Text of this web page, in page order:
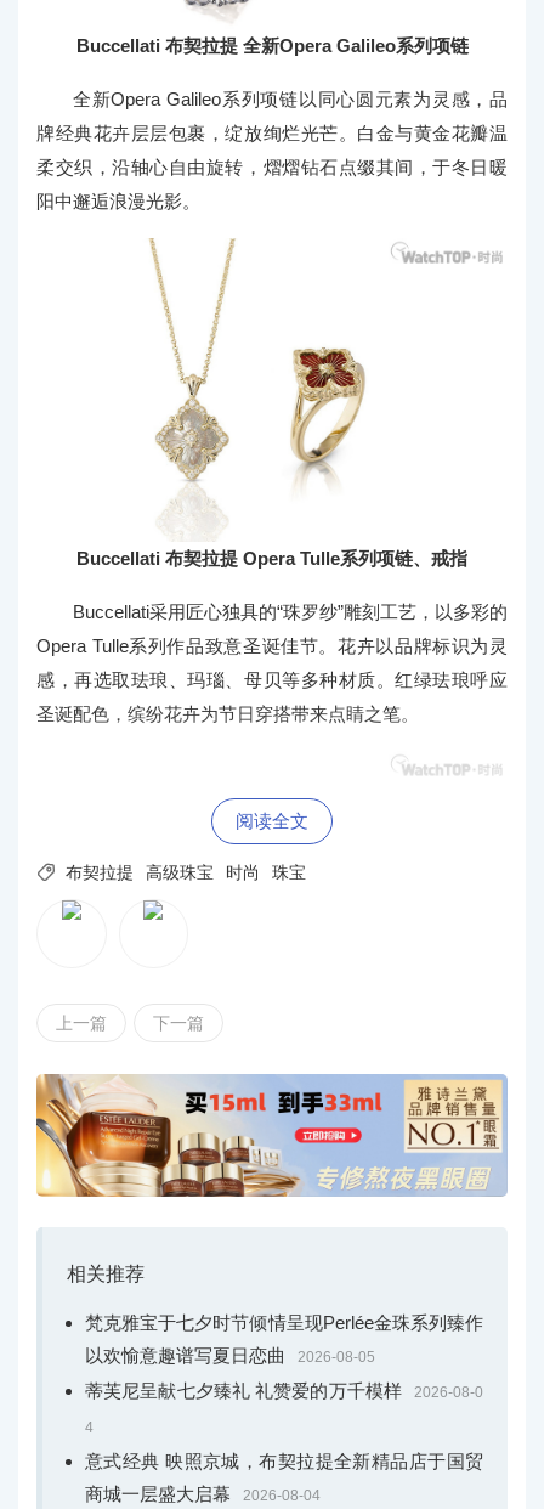
Buccellati 布契拉提 全新Opera Galileo系列项链
全新Opera Galileo系列项链以同心圆元素为灵感，品
牌经典花卉层层包裹，绽放绚烂光芒。白金与黄金花瓣温
柔交织，沿轴心自由旋转，熠熠钻石点缀其间，于冬日暖
阳中邂逅浪漫光影。
Buccellati 布契拉提 Opera Tulle系列项链、戒指
Buccellati采用匠心独具的“珠罗纱”雕刻工艺，以多彩的
Opera Tulle系列作品致意圣诞佳节。花卉以品牌标识为灵
感，再选取珐琅、玛瑙、母贝等多种材质。红绿珐琅呼应
圣诞配色，缤纷花卉为节日穿搭带来点睛之笔。
Buccellati 布契拉提 Macri系列耳环、手镯
Macri系列作品以品牌标志性“Rigato”平行纹雕刻工
阅读全文
 布契拉提 高级珠宝 时尚 珠宝
上一篇 下一篇
相关推荐
梵克雅宝于七夕时节倾情呈现Perlée金珠系列臻作
以欢愉意趣谱写夏日恋曲
2026-08-05
蒂芙尼呈献七夕臻礼 礼赞爱的万千模样 2026-08-0
4
意式经典 映照京城，布契拉提全新精品店于国贸
商城一层盛大启幕
2026-08-04